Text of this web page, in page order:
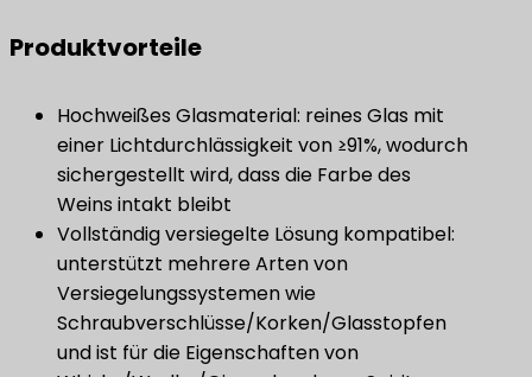
Produktvorteile
Hochweißes Glasmaterial: reines Glas mit
einer Lichtdurchlässigkeit von ≥91%, wodurch
sichergestellt wird, dass die Farbe des
Weins intakt bleibt
Vollständig versiegelte Lösung kompatibel:
unterstützt mehrere Arten von
Versiegelungssystemen wie
Schraubverschlüsse/Korken/Glasstopfen
und ist für die Eigenschaften von